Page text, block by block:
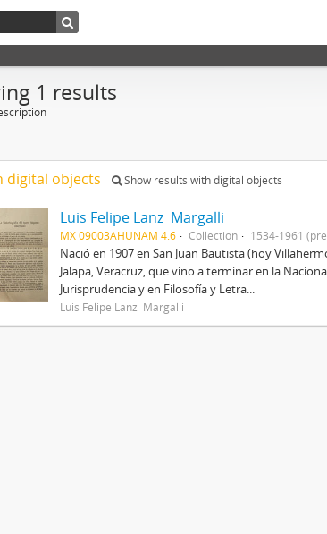
1 results
digital objects Show results with digital objects
Luis Felipe Lanz Margalli
MX 09003AHUNAM 4.6 Collection 1534-1961
Nació en 1907 en San Juan Bautista (hoy
Jalapa, Veracruz, que vino a terminar en la
Jurisprudencia y en Filosofía y Letra...
Luis Felipe Lanz Margalli